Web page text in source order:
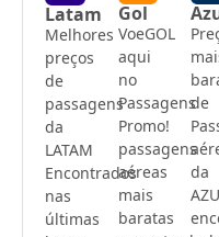
Latam
Melhores
preços
de
passagens
da
LATAM
Encontrados
nas
últimas
Gol
VoeGOL
aqui
no
Passagens
Promo!
passagens
aéreas
mais
baratas
de
da